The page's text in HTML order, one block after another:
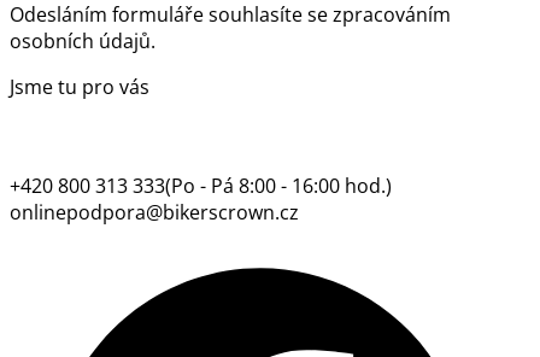
Odesláním formuláře souhlasíte sezpracováním
osobních údajů.
Jsme tu pro vás
+420 800 313 333(Po - Pá 8:00 - 16:00 hod.)
onlinepodpora@bikerscrown.cz